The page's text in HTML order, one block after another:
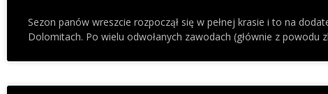
Sezon panów wreszcie rozpoczął się w pełnej krasie i to na
Dolomitach. Po wielu odwołanych zawodach (głównie z powodu